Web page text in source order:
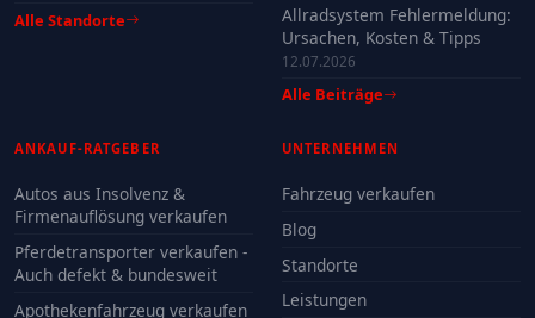
Alle Standorte
Allradsystem Fehlermeldung:
Ursachen, Kosten & Tipps
12.07.2026
Alle Beiträge
ANKAUF-RATGEBER
Autos aus Insolvenz &
Firmenauflösung verkaufen
Pferdetransporter verkaufen -
Auch defekt & bundesweit
Apothekenfahrzeug verkaufen
UNTERNEHMEN
Fahrzeug verkaufen
Blog
Standorte
Leistungen